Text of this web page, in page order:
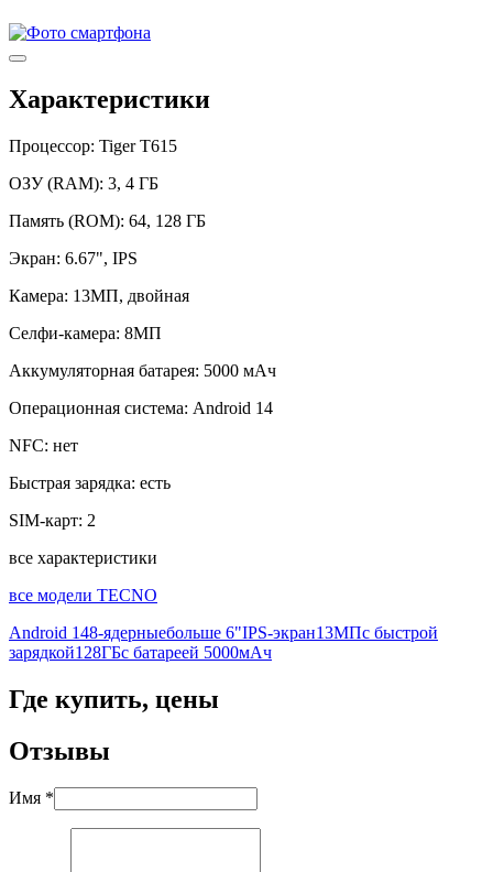
Характеристики
Процессор: Tiger T615
ОЗУ (RAM): 3, 4 ГБ
Память (ROM): 64, 128 ГБ
Экран: 6.67", IPS
Камера: 13МП, двойная
Селфи-камера: 8МП
Аккумуляторная батарея: 5000 мАч
Операционная система: Android 14
NFC: нет
Быстрая зарядка: есть
SIM-карт: 2
все характеристики
все модели TECNO
Android 148-ядерныебольше 6"IPS-экран13МПс быстрой
зарядкой128ГБс батареей 5000мАч
Где купить, цены
Отзывы
Имя *